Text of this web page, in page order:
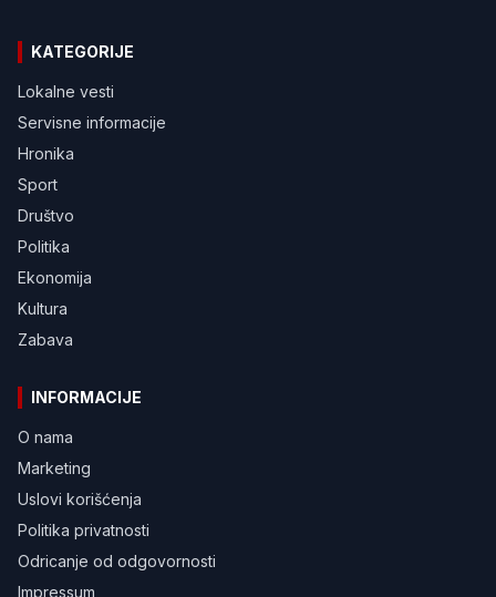
KATEGORIJE
Lokalne vesti
Servisne informacije
Hronika
Sport
Društvo
Politika
Ekonomija
Kultura
Zabava
INFORMACIJE
O nama
Marketing
Uslovi korišćenja
Politika privatnosti
Odricanje od odgovornosti
Impressum